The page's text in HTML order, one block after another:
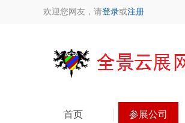
欢迎您网友，请登录或注册
首页 参展公司